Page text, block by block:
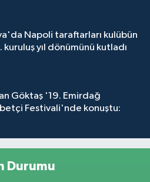
Napoli taraftarları kulübün
kuruluş yıl dönümünü kutladı
Göktaş '19. Emirdağ
Festivali'nde konuştu:
Durumu